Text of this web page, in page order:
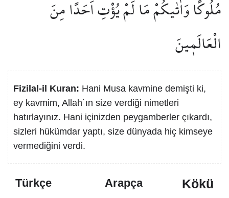
مُلُوكًاۗ وَاٰتٰيكُمْ مَا لَمْ يُؤْتِ اَحَدًا مِنَ
الْعَالَم۪ينَ
Fizilal-il Kuran: Hani Musa kavmine demişti ki,
ey kavmim, Allah´ın size verdiği nimetleri
hatırlayınız. Hani içinizden peygamberler çıkardı,
sizleri hükümdar yaptı, size dünyada hiç kimseye
vermediğini verdi.
Türkçe Arapça Kökü